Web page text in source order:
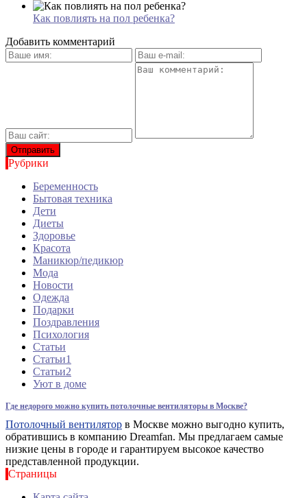
Как повлиять на пол ребенка?
Добавить комментарий
Рубрики
Беременность
Бытовая техника
Дети
Диеты
Здоровье
Красота
Маникюр/педикюр
Мода
Новости
Одежда
Подарки
Поздравления
Психология
Статьи
Статьи1
Статьи2
Уют в доме
Где недорого можно купить потолочные вентиляторы в Москве?
Потолочный вентилятор в Москве можно выгодно купить,
обратившись в компанию Dreamfan. Мы предлагаем самые
низкие цены в городе и гарантируем высокое качество
представленной продукции.
Страницы